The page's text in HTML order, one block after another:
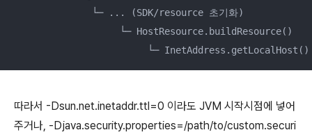
              └─ ... (SDK/resource 초기화)
                   └─ HostResource.buildResource()
└─ InetAddress.getLocalHost()
따라서 -Dsun.net.inetaddr.ttl=0 이라도 JVM 시작시점에 넣어
주거나, -Djava.security.properties=/path/to/custom.securi